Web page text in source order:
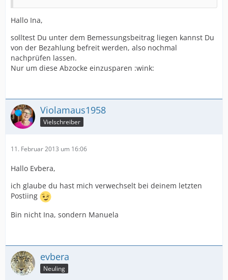
Hallo Ina,
solltest Du unter dem Bemessungsbeitrag liegen kannst Du
von der Bezahlung befreit werden, also nochmal
nachprüfen lassen.
Nur um diese Abzocke einzusparen :wink:
Violamaus1958
Vielschreiber
11. Februar 2013 um 16:06
Hallo Evbera,
ich glaube du hast mich verwechselt bei deinem letzten
Postiing
Bin nicht Ina, sondern Manuela
evbera
Neuling